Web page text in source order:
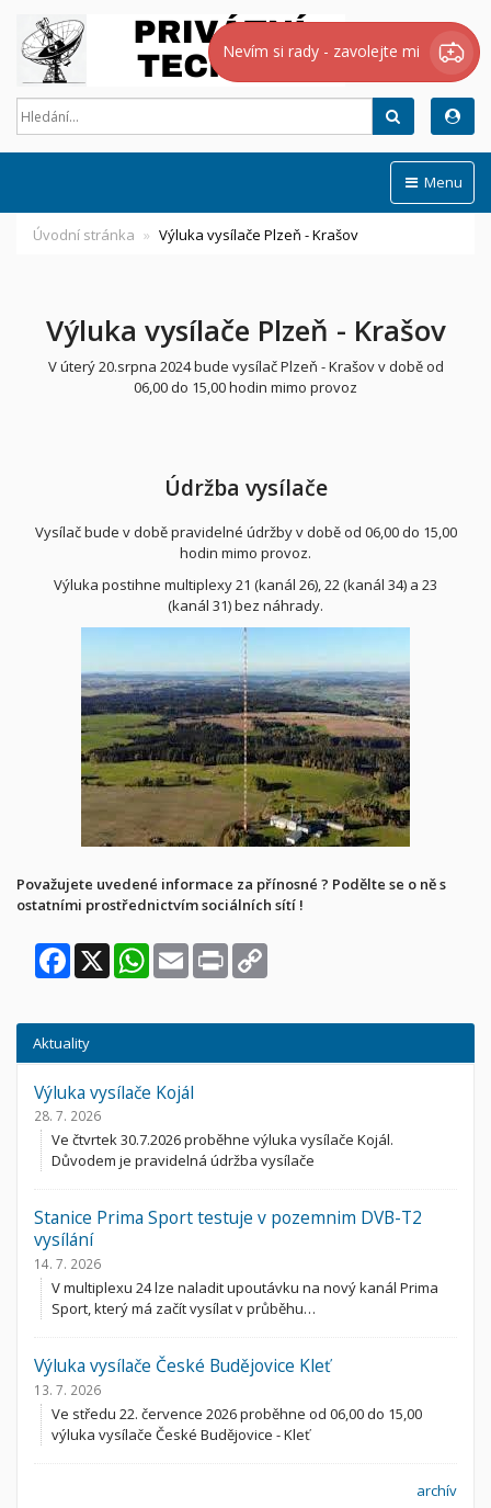
Nevím si rady - zavolejte mi
Menu
Úvodní stránka Výluka vysílače Plzeň - Krašov
Výluka vysílače Plzeň - Krašov
V úterý 20.srpna 2024 bude vysílač Plzeň - Krašov v době od
06,00 do 15,00 hodin mimo provoz
Údržba vysílače
Vysílač bude v době pravidelné údržby v době od 06,00 do 15,00
hodin mimo provoz.
Výluka postihne multiplexy 21 (kanál 26), 22 (kanál 34) a 23
(kanál 31) bez náhrady.
Považujete uvedené informace za přínosné ? Podělte se o ně s
ostatními prostřednictvím sociálních sítí !
Facebook
X WhatsApp
Email Print
Aktuality
Výluka vysílače Kojál
28. 7. 2026
Ve čtvrtek 30.7.2026 proběhne výluka vysílače Kojál.
Důvodem je pravidelná údržba vysílače
Stanice Prima Sport testuje v pozemnim DVB-T2
vysílání
14. 7. 2026
V multiplexu 24 lze naladit upoutávku na nový kanál Prima
Sport, který má začít vysílat v průběhu…
Výluka vysílače České Budějovice Kleť
13. 7. 2026
Ve středu 22. července 2026 proběhne od 06,00 do 15,00
výluka vysílače České Budějovice - Kleť
archív